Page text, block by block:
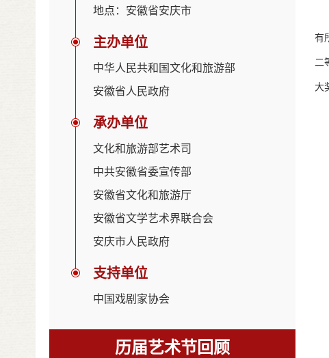
地点：安徽省安庆市
主办单位
中华人民共和国文化和旅游部
安徽省人民政府
承办单位
文化和旅游部艺术司
中共安徽省委宣传部
安徽省文化和旅游厅
安徽省文学艺术界联合会
安庆市人民政府
支持单位
中国戏剧家协会
历届艺术节回顾
有
二
大